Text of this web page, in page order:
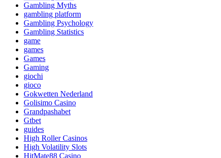
Gambling Myths
gambling platform
Gambling Psychology
Gambling Statistics
game
games
Games
Gaming
giochi
gioco
Gokwetten Nederland
Golisimo Casino
Grandpashabet
Gtbet
guides
High Roller Casinos
High Volatility Slots
HitMate88 Casino